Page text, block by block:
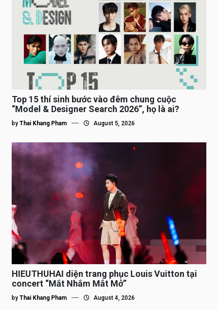
Top 15 thí sinh bước vào đêm chung cuộc
“Model & Designer Search 2026”, họ là ai?
by Thai Khang Pham August 5, 2026
HIEUTHUHAI diện trang phục Louis Vuitton tại
concert “Mắt Nhắm Mắt Mở”
by Thai Khang Pham August 4, 2026